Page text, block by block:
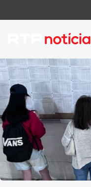
RTP